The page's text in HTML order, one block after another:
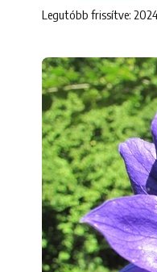
Legutóbb frissítve: